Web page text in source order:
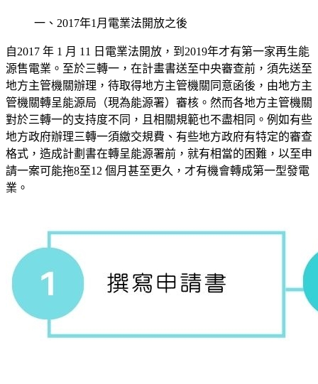
一、2017年1月電業法開放之後
自2017 年 1 月 11 日電業法開放，到2019年才有第一家再生能
源售電業。至於三轉一，在計畫書送至中央審查前，須先送至
地方主管機關辦理，待取得地方主管機關同意函後，由地方主
管機關轉呈能源局（現為能源署）審核。然而各地方主管機關
對於三轉一的支持度不同，且相關規範也不盡相同。例如有些
地方政府辦理三轉一須繳交規費、有些地方政府有特定的審查
格式，造成計劃書在轉呈能源署前，就有相當的困難，以至申
請一案可能拖8至12 個月甚至更久，才有機會轉成第一型發電
業。